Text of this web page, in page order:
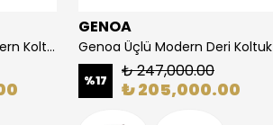
Carmen Üçlü Deri Modern Koltuk
GENOA
Genoa Üçlü Modern Deri Koltuk
%17 ₺ 247,000.00
₺ 205,000.00